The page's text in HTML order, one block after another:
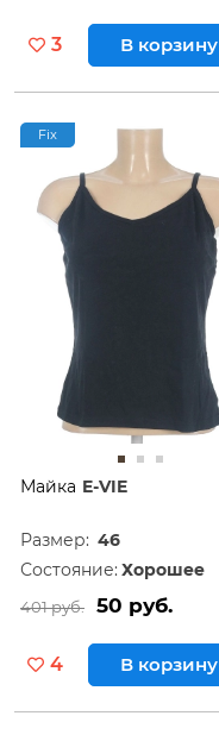
3 В корзину
Fix
Майка E-VIE
Размер: 46
Состояние: Хорошее
401 руб. 50 руб.
4 В корзину